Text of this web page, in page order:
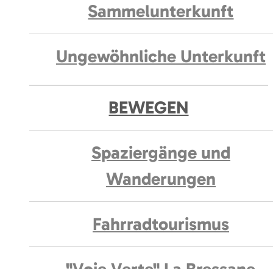
Sammelunterkunft
Ungewöhnliche Unterkunft
BEWEGEN
Spaziergänge und
Wanderungen
Fahrradtourismus